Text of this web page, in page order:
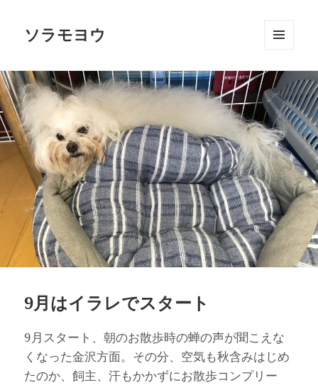
ソラモヨウ
ーとウ
ィジェ
ット
9月はイラレでスタート
9月スタート、朝のお散歩時の蝉の声が聞こえな
くなった金沢方面。その分、空気も秋含みはじめ
たのか、飼主、汗もかかずにお散歩コンプリー